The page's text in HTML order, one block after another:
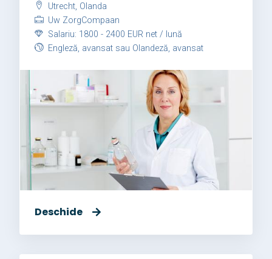
Utrecht, Olanda
Uw ZorgCompaan
Salariu: 1800 - 2400 EUR net / lună
Engleză, avansat sau Olandeză, avansat
Deschide